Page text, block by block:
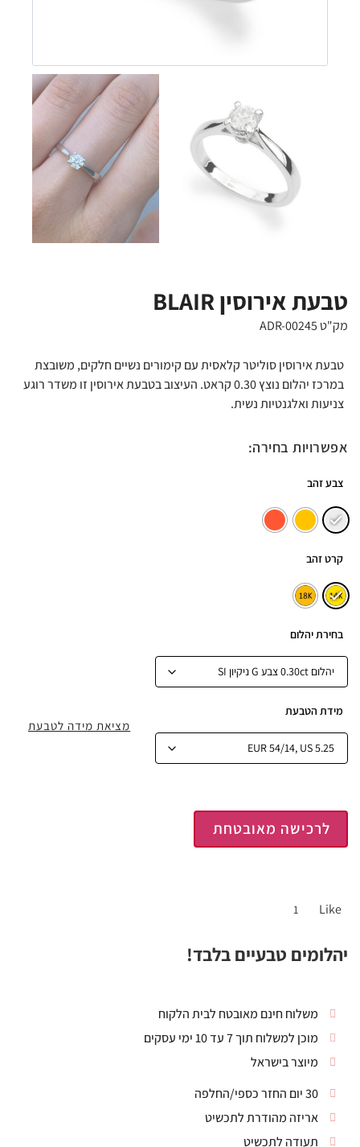
טבעת אירוסין BLAIR
מק"ט ADR-00245
טבעת אירוסין סוליטר קלאסית עם קימורים נשיים חלקים, משובצת
במרכז יהלום נוצץ 0.30 קראט. העיצוב בטבעת אירוסין זו משדר רוגע
צניעות ואלגנטיות נשית.
אפשרויות בחירה:
צבע זהב
קרט זהב
בחירת יהלום
מידת הטבעת
לרכישה מאובטחת
Like
1
מציאת מידה לטבעת
יהלומים טבעיים בלבד!
משלוח חינם מאובטח לבית הלקוח
מוכן למשלוח תוך 7 עד 10 ימי עסקים
מיוצר בישראל
30 יום החזר כספי/החלפה
אריזה מהודרת לתכשיט
תעודה לתכשיט